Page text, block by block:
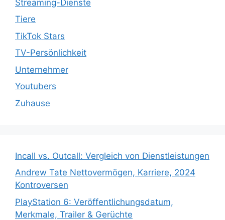
Streaming-Dienste
Tiere
TikTok Stars
TV-Persönlichkeit
Unternehmer
Youtubers
Zuhause
Incall vs. Outcall: Vergleich von Dienstleistungen
Andrew Tate Nettovermögen, Karriere, 2024
Kontroversen
PlayStation 6: Veröffentlichungsdatum,
Merkmale, Trailer & Gerüchte